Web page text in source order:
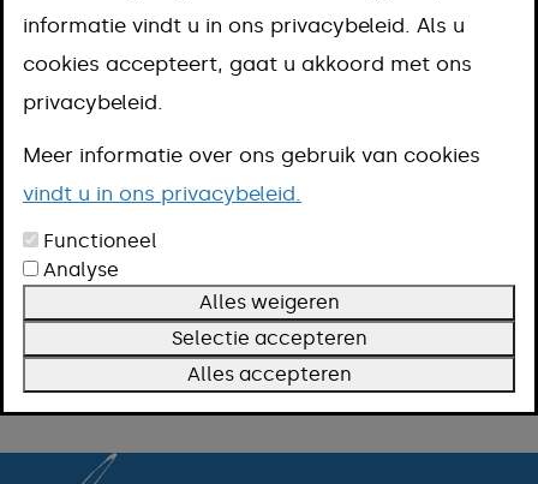
Sinds kort hebben wij een gloednieuwe website.
Hierdoor werken sommige oude links uit Google
of je favorieten helaas niet meer. Onze excuses
voor het ongemak!
Hoe vind je snel wat je zoekt?
Gebruik de
pagina om direct het juiste onderwerp te
vinden.
Of ga direct terug naar onzestartpaginaom
vanaf daar rustig verder te kijken.
informatie vindt u in ons privacybeleid. Als u
cookies accepteert, gaat u akkoord met ons
privacybeleid.
Meer informatie over ons gebruik van cookies
vindt u in ons privacybeleid.
Functioneel
Analyse
Alles weigeren
Selectie accepteren
Alles accepteren